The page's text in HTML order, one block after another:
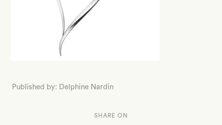
Published by: Delphine Nardin
SHARE ON